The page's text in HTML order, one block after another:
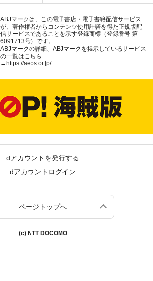
ABJマークは、この電子書店・電子書籍配信サービス
が、著作権者からコンテンツ使用許諾を得た正規版配
信サービスであることを示す登録商標（登録番号 第
6091713号）です。
ABJマークの詳細、ABJマークを掲示しているサービス
の一覧はこちら
→https://aebs.or.jp/
dアカウントを発行する
dアカウントログイン
ページトップへ
(c) NTT DOCOMO